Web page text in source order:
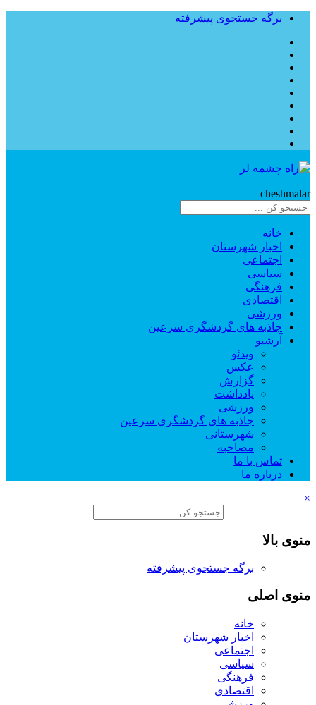
برگه جستجوی پیشرفته
cheshmalar
خانه
اخبار شهرستان
اجتماعی
سیاسی
فرهنگی
اقتصادی
ورزشی
جاذبه های گردشگری سرعین
آرشیو
ویدئو
عکس
گزارش
یادداشت
ورزشی
جاذبه های گردشگری سرعین
شهرستانی
مصاحبه
تماس با ما
درباره ما
×
منوی بالا
برگه جستجوی پیشرفته
منوی اصلی
خانه
اخبار شهرستان
اجتماعی
سیاسی
فرهنگی
اقتصادی